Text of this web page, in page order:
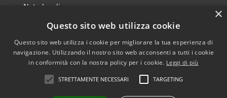
Note legali
Dichiarazione di accessibilità
Accessibilità
•Accesso redazione
×
Questo sito web utilizza cookie
Questo sito web utilizza i cookie per migliorare la tua esperienza di
navigazione. Utilizzando il nostro sito web acconsenti a tutti i cookie
in conformità con la nostra policy per i cookie. Leggi di più
STRETTAMENTE NECESSARI TARGETING